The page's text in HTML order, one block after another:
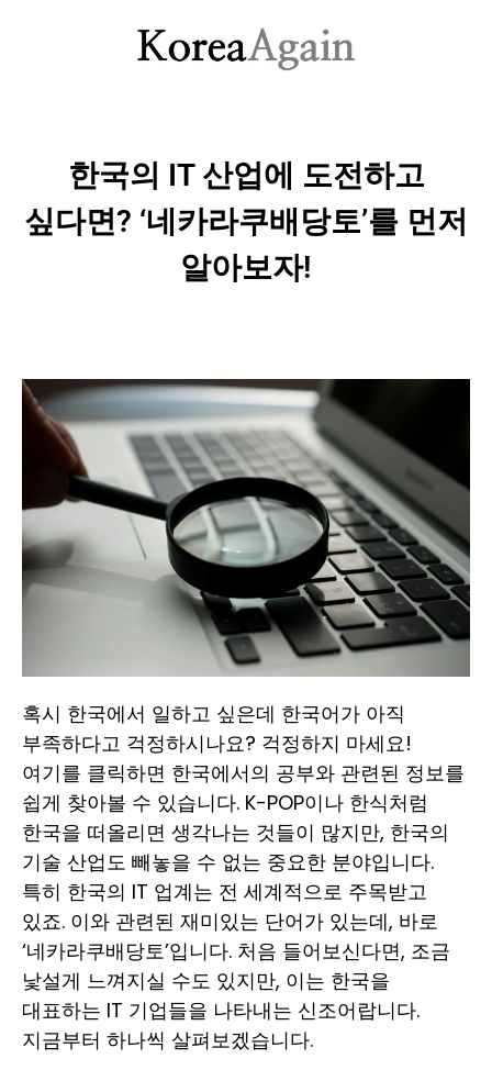
한국의 IT 산업에 도전하고
싶다면? ‘네카라쿠배당토’를 먼저
알아보자!
혹시 한국에서 일하고 싶은데 한국어가 아직
부족하다고 걱정하시나요? 걱정하지 마세요!
여기를 클릭하면 한국에서의 공부와 관련된 정보를
쉽게 찾아볼 수 있습니다. K-POP이나 한식처럼
한국을 떠올리면 생각나는 것들이 많지만, 한국의
기술 산업도 빼놓을 수 없는 중요한 분야입니다.
특히 한국의 IT 업계는 전 세계적으로 주목받고
있죠. 이와 관련된 재미있는 단어가 있는데, 바로
‘네카라쿠배당토’입니다. 처음 들어보신다면, 조금
낯설게 느껴지실 수도 있지만, 이는 한국을
대표하는 IT 기업들을 나타내는 신조어랍니다.
지금부터 하나씩 살펴보겠습니다.